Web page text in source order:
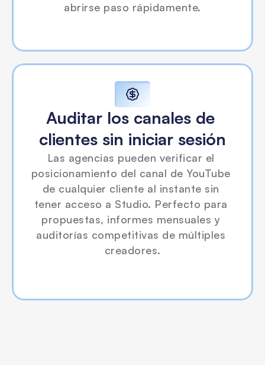
abrirse paso rápidamente.
Auditar los canales de
clientes sin iniciar sesión
Las agencias pueden verificar el
posicionamiento del canal de YouTube
de cualquier cliente al instante sin
tener acceso a Studio. Perfecto para
propuestas, informes mensuales y
auditorías competitivas de múltiples
creadores.